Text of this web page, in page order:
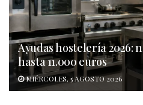
Ayudas hostelería 2026:
hasta 11.000 euros
MIÉRCOLES, 5 AGOSTO 2026